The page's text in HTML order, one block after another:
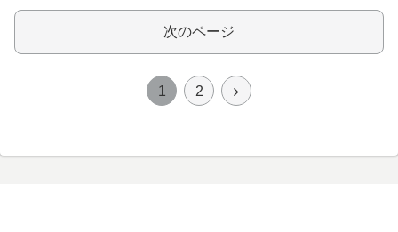
次のページ
1 2
次